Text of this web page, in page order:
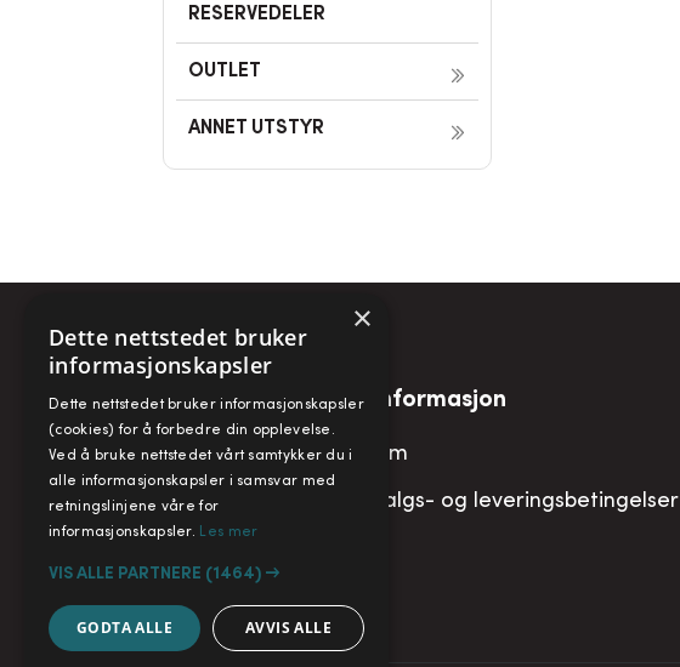
RESERVEDELER
OUTLET
ANNET UTSTYR
Snarveier
Min konto
Handlekurv
Informasjon
Om
Salgs- og leveringsbetingelser
×
Dette nettstedet bruker
informasjonskapsler
Dette nettstedet bruker informasjonskapsler
(cookies) for å forbedre din opplevelse.
Ved å bruke nettstedet vårt samtykker du i
alle informasjonskapsler i samsvar med
retningslinjene våre for
informasjonskapsler. Les mer
VIS ALLE PARTNERE (1464) →
GODTA ALLE AVVIS ALLE